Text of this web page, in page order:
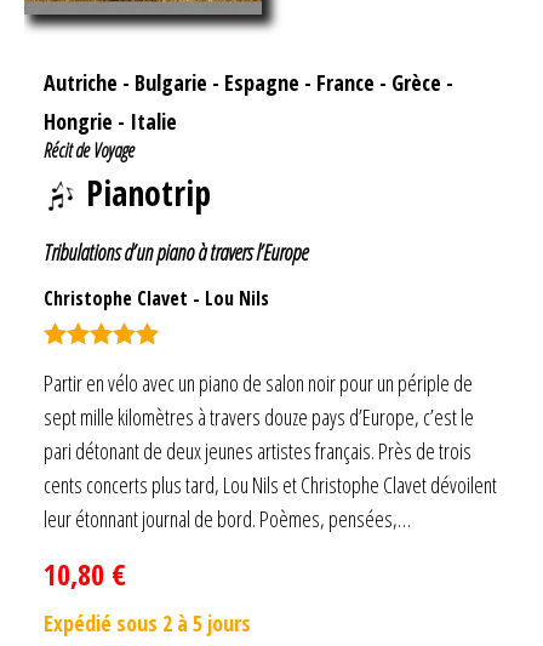
Autriche - Bulgarie - Espagne - France - Grèce -
Hongrie - Italie
Récit de Voyage
Pianotrip
Tribulations d’un piano à travers l’Europe
Christophe Clavet - Lou Nils
Partir en vélo avec un piano de salon noir pour un périple de
sept mille kilomètres à travers douze pays d’Europe, c’est le
pari détonant de deux jeunes artistes français. Près de trois
cents concerts plus tard, Lou Nils et Christophe Clavet dévoilent
leur étonnant journal de bord. Poèmes, pensées,…
10,80 €
Expédié sous 2 à 5 jours